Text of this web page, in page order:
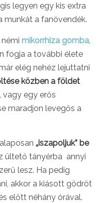
legyen egy kis extra
munkát a fanövendék.
mikorrhiza gomba,
fogja a további élete
elég nehéz lejuttatni
közben a földet
egy erős
maradjon levegős a
„iszapoljuk” be
ültető tányérba annyi
lesz. Ha pedig
akkor a kiásott gödröt
előtt néhány órával.